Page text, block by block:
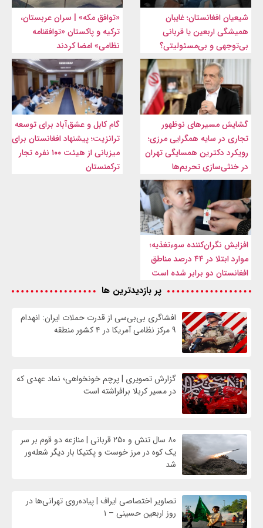
شیعیان افغانستان؛ غایبان
همیشگی اربعین یا قربانی
بی‌توجهی و بی‌مسئولیتی؟
«توافق مکه» | سران عربستان،
ترکیه و پاکستان «توافقنامه
نظامی» امضا کردند
گشایش مسیرهای نوظهور
تجاری در سایه همگرایی مرزی؛
رویکرد دکترین همسایگی تهران
در خنثی‌سازی تحریم‌ها
گام کابل و عشق‌آباد برای توسعه
ترانزیت؛ پیشنهاد افغانستان برای
میزبانی از هیئت ۱۰۰ نفره تجار
ترکمنستان
افزایش نگران‌کننده سوءتغذیه؛
موارد ابتلا در ۴۴ درصد مناطق
افغانستان دو برابر شده است
پر بازدیدترین ها
افشاگری بی‌بی‌سی از قدرت حملات ایران: انهدام
۹ مرکز نظامی آمریکا در ۴ کشور منطقه
گزارش تصویری | پرچم خونخواهی؛ نماد عهدی که
در مسیر کربلا برافراشته است
۸۰ سال تنش و ۲۵۰ قربانی | منازعه دو قوم بر سر
یک کوه در مرز خوست و پکتیکا بار دیگر شعله‌ور
شد
تصاویر اختصاصی ایراف | پیاده‌روی تهرانی‌ها در
روز اربعین حسینی – ۱